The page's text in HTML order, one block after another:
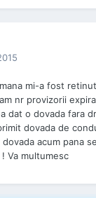
mi-a fost
nr provizorii
dat o dovada fara
dovada de
acum pana
Va multumesc